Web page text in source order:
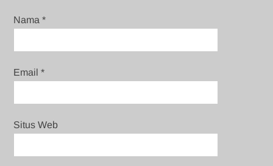
Nama*
Email*
Situs Web